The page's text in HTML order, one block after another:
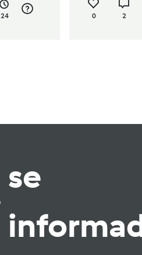
24 0 2
se